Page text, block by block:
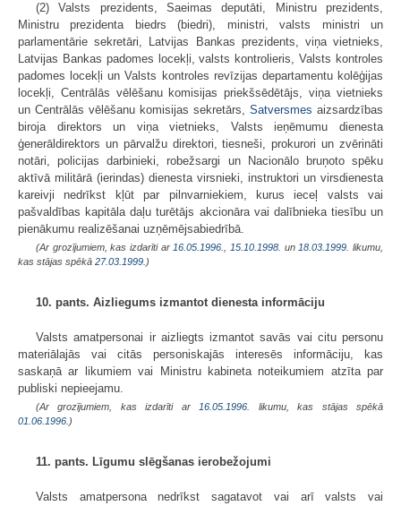
(2) Valsts prezidents, Saeimas deputāti, Ministru prezidents,
Ministru prezidenta biedrs (biedri), ministri, valsts ministri un
parlamentārie sekretāri, Latvijas Bankas prezidents, viņa vietnieks,
Latvijas Bankas padomes locekļi, valsts kontrolieris, Valsts kontroles
padomes locekļi un Valsts kontroles revīzijas departamentu kolēģijas
locekļi, Centrālās vēlēšanu komisijas priekšsēdētājs, viņa vietnieks
un Centrālās vēlēšanu komisijas sekretārs, Satversmes aizsardzības
biroja direktors un viņa vietnieks, Valsts ieņēmumu dienesta
ģenerāldirektors un pārvalžu direktori, tiesneši, prokurori un zvērināti
notāri, policijas darbinieki, robežsargi un Nacionālo bruņoto spēku
aktīvā militārā (ierindas) dienesta virsnieki, instruktori un virsdienesta
kareivji nedrīkst kļūt par pilnvarniekiem, kurus ieceļ valsts vai
pašvaldības kapitāla daļu turētājs akcionāra vai dalībnieka tiesību un
pienākumu realizēšanai uzņēmējsabiedrībā.
(Ar grozījumiem, kas izdarīti ar16.05.1996.,15.10.1998. un18.03.1999. likumu,
kas stājas spēkā 27.03.1999.)
10. pants. Aizliegums izmantot dienesta informāciju
Valsts amatpersonai ir aizliegts izmantot savās vai citu personu
materiālajās vai citās personiskajās interesēs informāciju, kas
saskaņā ar likumiem vai Ministru kabineta noteikumiem atzīta par
publiski nepieejamu.
(Ar grozījumiem, kas izdarīti ar16.05.1996. likumu, kas stājas spēkā
01.06.1996.)
11. pants. Līgumu slēgšanas ierobežojumi
Valsts amatpersona nedrīkst sagatavot vai arī valsts vai